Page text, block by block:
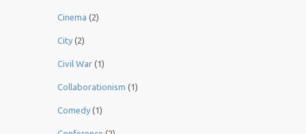
Cinema (2)
City (2)
Civil War (1)
Collaborationism (1)
Comedy (1)